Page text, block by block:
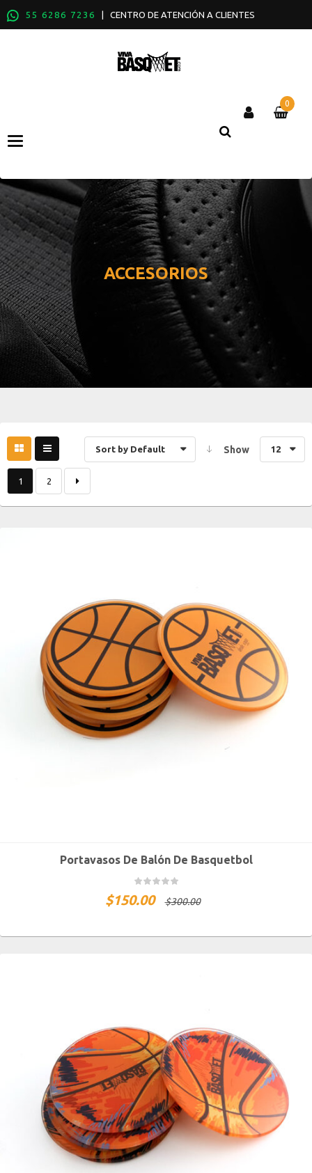
55 6286 7236 | CENTRO DE ATENCIÓN A CLIENTES
Categories
0
ACCESORIOS
Sort by Default Show 12
1 2
Portavasos De Balón De Basquetbol
$300.00
$150.00